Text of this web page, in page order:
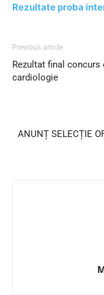
Rezultate proba
Previous article
Rezultat final
cardiologie
ANUNȚ SELECȚIE